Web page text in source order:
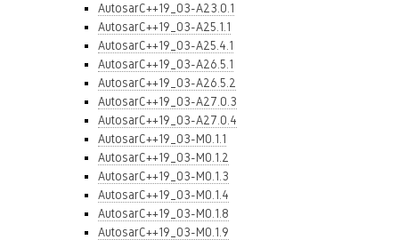
AutosarC++19_03-A23.0.1
AutosarC++19_03-A25.1.1
AutosarC++19_03-A25.4.1
AutosarC++19_03-A26.5.1
AutosarC++19_03-A26.5.2
AutosarC++19_03-A27.0.3
AutosarC++19_03-A27.0.4
AutosarC++19_03-M0.1.1
AutosarC++19_03-M0.1.2
AutosarC++19_03-M0.1.3
AutosarC++19_03-M0.1.4
AutosarC++19_03-M0.1.8
AutosarC++19_03-M0.1.9